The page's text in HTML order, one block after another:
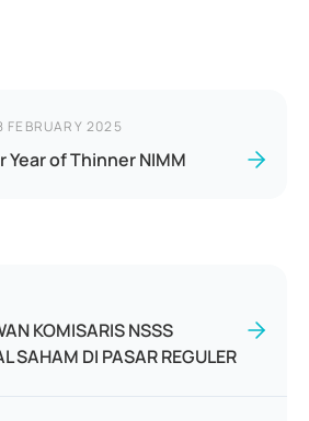
FEBRUARY 2025
Year of Thinner NIMM
KOMISARIS NSSS
SAHAM DI PASAR REGULER